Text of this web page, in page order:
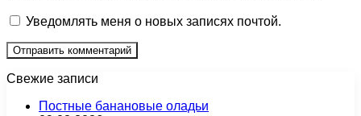
Уведомлять меня о новых записях почтой.
Свежие записи
Постные банановые оладьи